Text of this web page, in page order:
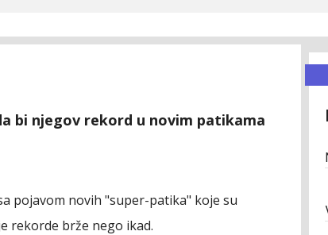
bi njegov rekord u novim patikama
pojavom novih "super-patika" koje su
rekorde brže nego ikad.